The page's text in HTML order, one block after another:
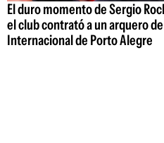
El duro momento de Sergio
el club contrató a un arquero
Internacional de Porto Alegre